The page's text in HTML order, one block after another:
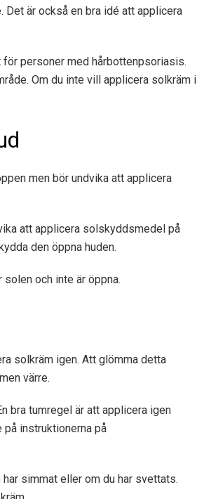
är också en bra idé att applicera
personer med hårbottenpsoriasis.
Om du inte vill applicera solkräm i
men bör undvika att applicera
att applicera solskyddsmedel på
den öppna huden.
och inte är öppna.
solkräm igen. Att glömma detta
värre.
bra tumregel är att applicera igen
på instruktionerna på
simmat eller om du har svettats.